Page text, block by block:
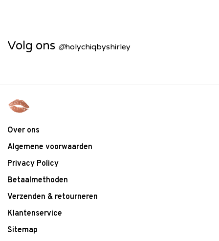
Volg ons @holychiqbyshirley
Over ons
Algemene voorwaarden
Privacy Policy
Betaalmethoden
Verzenden & retourneren
Klantenservice
Sitemap